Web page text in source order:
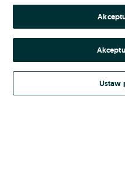
Nie pamiętasz hasła?
Kontynuując za pośrednictwem
Regulamin serwisu
Ustaw